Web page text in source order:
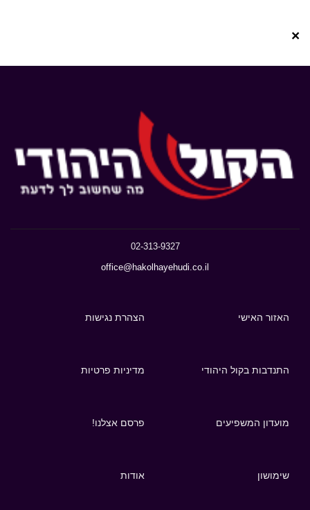
×
02-313-9327
office@hakolhayehudi.co.il
האזור האישי הצהרת נגישות
התנדבות בקול היהודי מדיניות פרטיות
מועדון המשפיעים פרסם אצלנו!
שימושון אודות